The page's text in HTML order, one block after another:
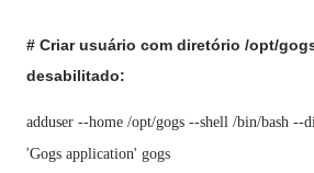
# Criar usuário com diretório /opt/
desabilitado:
adduser --home /opt/gogs --shell /bin/bash --
'Gogs application' gogs